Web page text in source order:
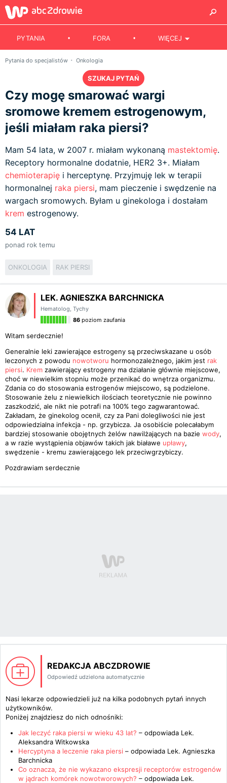
PYTANIA FORA WIĘCEJ
Pytania do specjalistów Onkologia
SZUKAJ PYTAŃ
Czy mogę smarować wargi
sromowe kremem estrogenowym,
jeśli miałam raka piersi?
Mam 54 lata, w 2007 r. miałam wykonaną mastektomię.
Receptory hormonalne dodatnie, HER2 3+. Miałam
chemioterapię i herceptynę. Przyjmuję lek w terapii
hormonalnej raka piersi, mam pieczenie i swędzenie na
wargach sromowych. Byłam u ginekologa i dostałam
krem estrogenowy.
54 LAT
ponad rok temu
ONKOLOGIA RAK PIERSI
LEK. AGNIESZKA BARCHNICKA
Hematolog, Tychy
86 poziom zaufania
Witam serdecznie!
Generalnie leki zawierające estrogeny są przeciwskazane u osób
leczonych z powodu nowotworu hormonozależnego, jakim jest rak
piersi. Krem zawierający estrogeny ma działanie głównie miejscowe,
choć w niewielkim stopniu może przenikać do wnętrza organizmu.
Zdania co do stosowania estrogenów miejscowo, są podzielone.
Stosowanie żelu z niewielkich ilościach teoretycznie nie powinno
zaszkodzić, ale nikt nie potrafi na 100% tego zagwarantować.
Zakładam, że ginekolog ocenił, czy za Pani dolegliwości nie jest
odpowiedzialna infekcja - np. grzybicza. Ja osobiście polecałabym
bardziej stosowanie obojętnych żelów nawilżających na bazie wody,
a w razie wystąpienia objawów takich jak białawe upławy,
swędzenie - kremu zawierającego lek przeciwgrzybiczy.
Pozdrawiam serdecznie
REDAKCJA ABCZDROWIE
Odpowiedź udzielona automatycznie
Nasi lekarze odpowiedzieli już na kilka podobnych pytań innych
użytkowników.
Poniżej znajdziesz do nich odnośniki:
Jak leczyć raka piersi w wieku 43 lat? – odpowiada Lek.
Aleksandra Witkowska
Hercyptyna a leczenie raka piersi – odpowiada Lek. Agnieszka
Barchnicka
Co oznacza, że nie wykazano ekspresji receptorów estrogenów
w jądrach komórek nowotworowych? – odpowiada Lek.